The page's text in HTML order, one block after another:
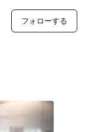
フォローする